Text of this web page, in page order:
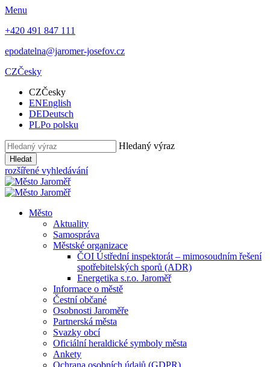
Menu
+420 491 847 111
epodatelna@jaromer-josefov.cz
CZČesky
CZČesky
ENEnglish
DEDeutsch
PLPo polsku
Hledaný výraz
Hledat
rozšířené vyhledávání
Město
Aktuality
Samospráva
Městské organizace
ČOI Ústřední inspektorát – mimosoudním řešení
spotřebitelských sporů (ADR)
Energetika s.r.o. Jaroměř
Informace o městě
Čestní občané
Osobnosti Jaroměře
Partnerská města
Svazky obcí
Oficiální heraldické symboly města
Ankety
Ochrana osobních údajů (GDPR)